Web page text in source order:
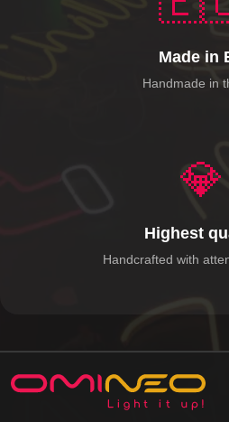
Made in
Handmade in
💎
Highest
Handcrafted with